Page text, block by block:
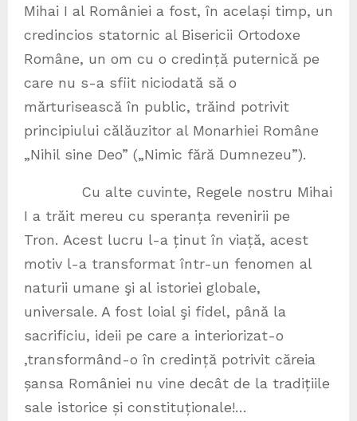
Mihai I al României a fost, în același timp, un
credincios statornic al Bisericii Ortodoxe
Române, un om cu o credință puternică pe
care nu s-a sfiit niciodată să o
mărturisească în public, trăind potrivit
principiului călăuzitor al Monarhiei Române
„Nihil sine Deo” („Nimic fără Dumnezeu”).
Cu alte cuvinte, Regele nostru Mihai
I a trăit mereu cu speranța revenirii pe
Tron. Acest lucru l-a ținut în viață, acest
motiv l-a transformat într-un fenomen al
naturii umane şi al istoriei globale,
universale. A fost loial şi fidel, până la
sacrificiu, ideii pe care a interiorizat-o
,transformând-o în credință potrivit căreia
șansa României nu vine decât de la tradițiile
sale istorice și constituționale!…